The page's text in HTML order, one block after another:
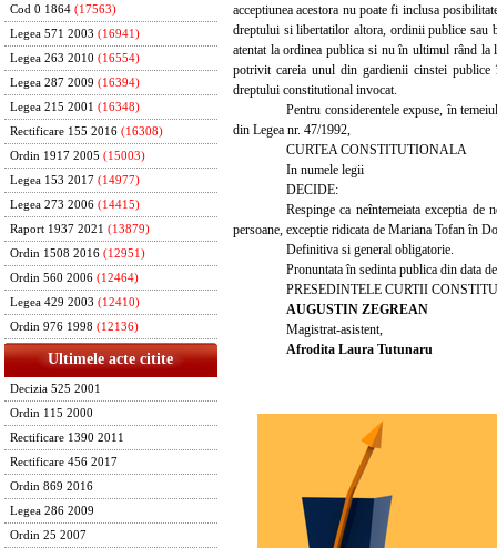
Cod 0 1864 (17563)
Legea 571 2003 (16941)
Legea 263 2010 (16554)
Legea 287 2009 (16394)
Legea 215 2001 (16348)
Rectificare 155 2016 (16308)
Ordin 1917 2005 (15003)
Legea 153 2017 (14977)
Legea 273 2006 (14415)
Raport 1937 2021 (13879)
Ordin 1508 2016 (12951)
Ordin 560 2006 (12464)
Legea 429 2003 (12410)
Ordin 976 1998 (12136)
Ultimele acte citite
Decizia 525 2001
Ordin 115 2000
Rectificare 1390 2011
Rectificare 456 2017
Ordin 869 2016
Legea 286 2009
Ordin 25 2007
acceptiunea acestora nu poate fi inclusa
dreptului si libertatilor altora, ordinii publice sau
atentat la ordinea publica si nu în ultimul rând la
potrivit careia unul din gardienii cinstei publice
dreptului constitutional invocat.
Pentru considerentele expuse, în
din Legea nr. 47/1992,
CURTEA CONSTITUTIONALA
In numele legii
DECIDE:
Respinge ca neîntemeiata exceptia
persoane, exceptie ridicata de Mariana Tofan în
Definitiva si general obligatorie.
Pronuntata în sedinta publica din data
PRESEDINTELE CURTII
AUGUSTIN ZEGREAN
Magistrat-asistent,
Afrodita Laura Tutunaru